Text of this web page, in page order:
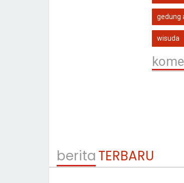
gedung
wisuda
beritaTERBARU